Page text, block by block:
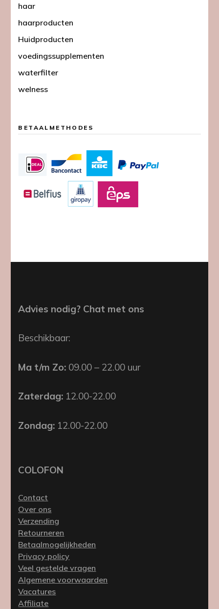
haar
haarproducten
Huidproducten
voedingssupplementen
waterfilter
welness
BETAALMETHODES
Advies nodig? Chat met ons
Beschikbaar:
Ma t/m Zo: 09.00 – 22.00 uur
Zaterdag: 12.00-22.00
Zondag: 12.00-22.00
COLOFON
Contact
Over ons
Verzending
Retourneren
Betaalmogelijkheden
Privacy policy
Veel gestelde vragen
Algemene voorwaarden
Vacatures
Affiliate